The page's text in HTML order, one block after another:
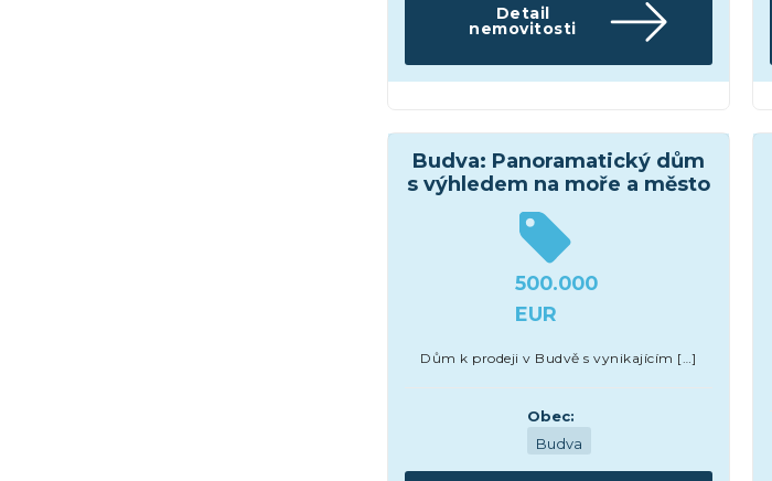
Detail
nemovitosti
Budva: Panoramatický dům
s výhledem na moře a město
500.000
EUR
Dům k prodeji v Budvě s vynikajícím […]
Obec:
Budva